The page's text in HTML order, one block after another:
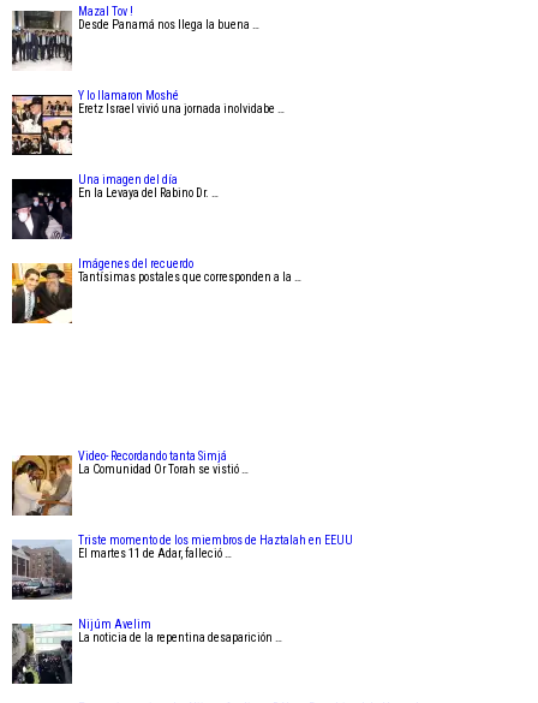
Mazal Tov !
Desde Panamá nos llega la buena …
Y lo llamaron Moshé
Eretz Israel vivió una jornada inolvidabe …
Una imagen del día
En la Levaya del Rabino Dr. …
Imágenes del recuerdo
Tantísimas postales que corresponden a la …
Video- Recordando tanta Simjá
La Comunidad Or Torah se vistió …
Triste momento de los miembros de Haztalah en EEUU
El martes 11 de Adar, falleció …
Nijúm Avelim
La noticia de la repentina desaparición …